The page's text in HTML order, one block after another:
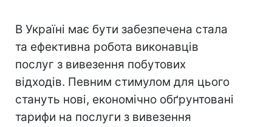
В Україні має бути забезпечена стала
та ефективна робота виконавців
послуг з вивезення побутових
відходів. Певним стимулом для цього
стануть нові, економічно обґрунтовані
тарифи на послуги з вивезення